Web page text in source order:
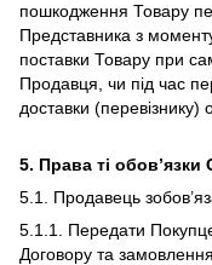
пошкодження Товару
Представника з
поставки Товару при
Продавця, чи під час
доставки (перевізнику)
5. Права ті обов’язки
5.1. Продавець
5.1.1. Передати
Договору та